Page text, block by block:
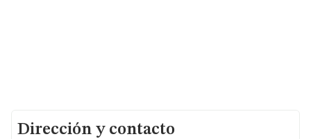
Dirección y contacto